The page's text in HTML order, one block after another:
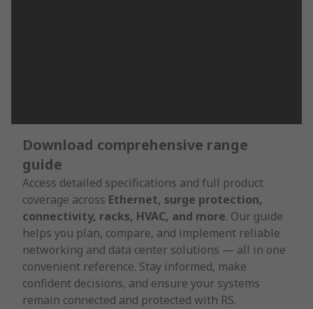
Download comprehensive range
guide
Access detailed specifications and full product
coverage across Ethernet, surge protection,
connectivity, racks, HVAC, and more. Our guide
helps you plan, compare, and implement reliable
networking and data center solutions — all in one
convenient reference. Stay informed, make
confident decisions, and ensure your systems
remain connected and protected with RS.